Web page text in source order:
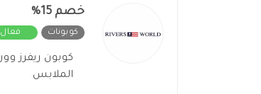
خصم 15%
كوبونات فعال
الملابس